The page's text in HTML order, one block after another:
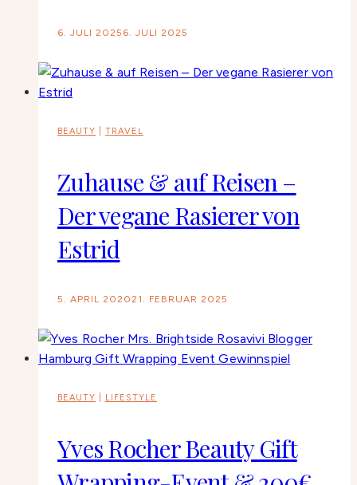
6. JULI 2025 6. JULI 2025
BEAUTY TRAVEL
Zuhause & auf Reisen –
Der vegane Rasierer von
Estrid
5. APRIL 2020 21. FEBRUAR 2025
BEAUTY LIFESTYLE
Yves Rocher Beauty Gift